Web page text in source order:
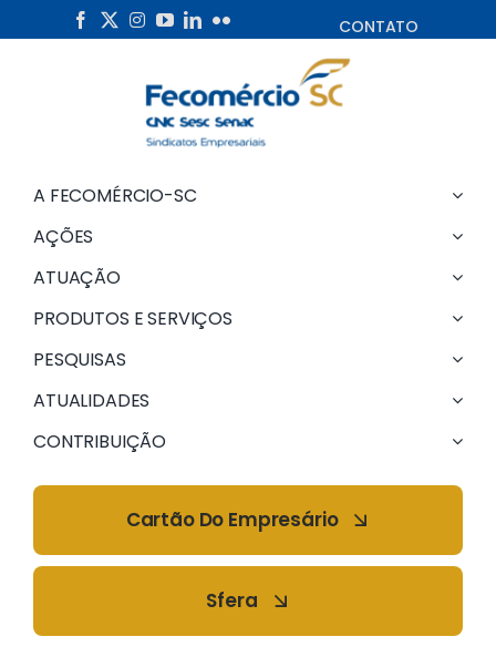
to
CONTATO
A FECOMÉRCIO-SC
AÇÕES
ATUAÇÃO
PRODUTOS E SERVIÇOS
PESQUISAS
ATUALIDADES
CONTRIBUIÇÃO
Cartão Do Empresário
Sfera